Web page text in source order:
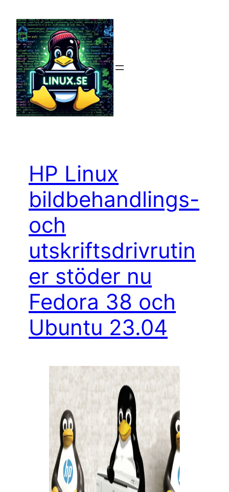
innehåll
HP Linux
bildbehandlings-
och
utskriftsdrivrutin
er stöder nu
Fedora 38 och
Ubuntu 23.04